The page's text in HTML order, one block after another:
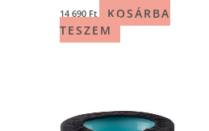
14 690 Ft
KOSÁRBA
TESZEM